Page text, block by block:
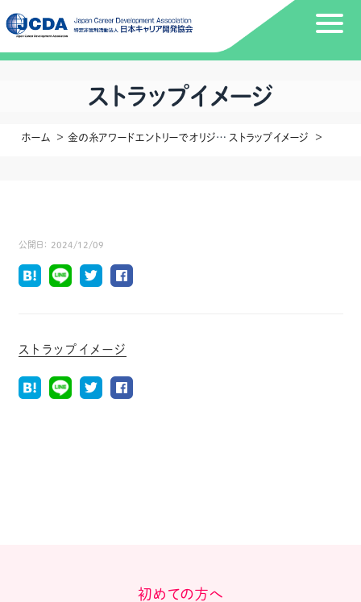
ストラップイメージ
ホーム 金の糸アワードエントリーでオリジナルネックストラップ進呈！！ ストラップイメージ
公開日： 2024/12/09
ストラップイメージ
初めての方へ